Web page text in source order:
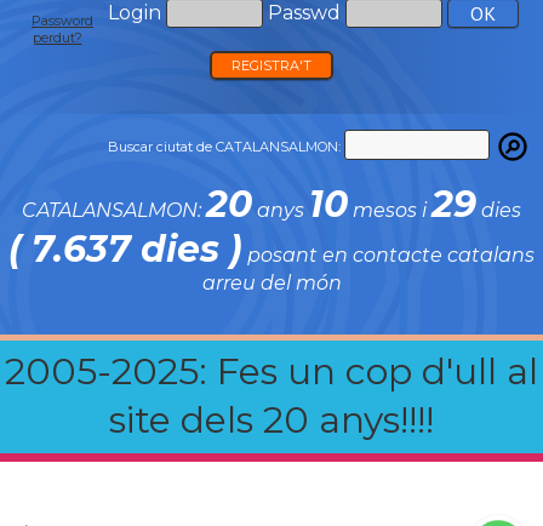
Login Passwd
Password
perdut?
REGISTRA'T
Buscar ciutat de CATALANSALMON:
CATALANSALMON:20 anys 10 mesos i29 dies
( 7.637 dies ) posant en contacte catalans
arreu del món
2005-2025: Fes un cop d'ull al
site dels 20 anys!!!!